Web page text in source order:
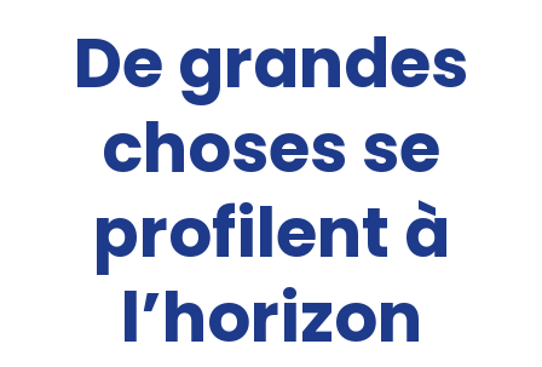
De grandes
choses se
profilent à
l’horizon